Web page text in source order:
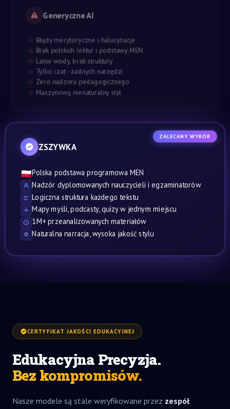
Generyczne AI
Błędy merytoryczne i halucynacje
Brak polskich lektur i podstawy MEN
Lanie wody, brak struktury
Tylko czat - żadnych narzędzi
Zero nadzoru pedagogicznego
Maszynowy, nienaturalny styl
ZALECANY WYBÓR
ZSZYWKA
🇵🇱Polska podstawa programowa MEN
Nadzór dyplomowanych nauczycieli i egzaminatorów
Logiczna struktura każdego tekstu
Mapy myśli, podcasty, quizy w jednym miejscu
1M+ przeanalizowanych materiałów
Naturalna narracja, wysoka jakość stylu
CERTYFIKAT JAKOŚCI EDUKACYJNEJ
Edukacyjna Precyzja.
Bez kompromisów.
Nasze modele są stale weryfikowane przez zespół